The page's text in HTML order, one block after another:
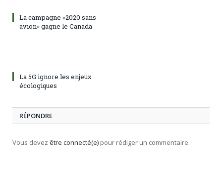
La campagne «2020 sans
avion» gagne le Canada
La 5G ignore les enjeux
écologiques
RÉPONDRE
Vous devez être connecté(e) pour rédiger un commentaire.